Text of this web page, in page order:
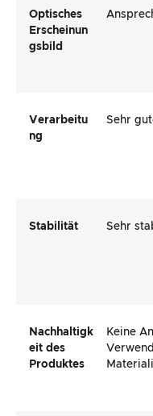
Optisches
Erscheinun
gsbild
Verarbeitu
ng
Sehr
Stabilität Sehr
Nachhaltigk
eit des
Produktes
Keine